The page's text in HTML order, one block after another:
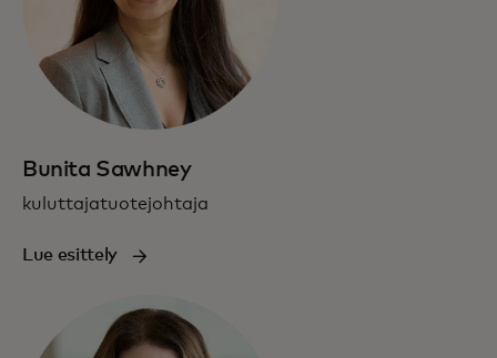
Bunita Sawhney
kuluttajatuotejohtaja
Lue esittely